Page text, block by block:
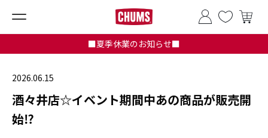
■夏季休業のお知らせ■
2026.06.15
酒々井店☆イベント期間中あの商品が販売開
始⁉